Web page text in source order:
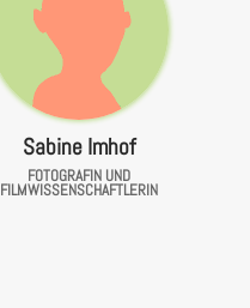
Sabine Imhof
FOTOGRAFIN UND
FILMWISSENSCHAFTLERIN